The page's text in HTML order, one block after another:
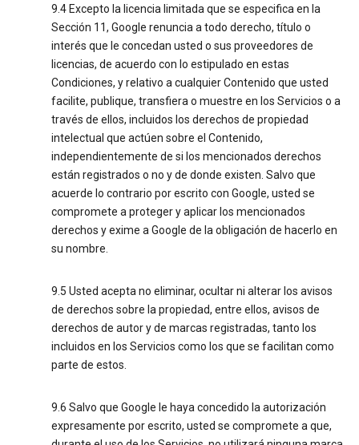
9.4 Excepto la licencia limitada que se especifica en la
Sección 11, Google renuncia a todo derecho, título o
interés que le concedan usted o sus proveedores de
licencias, de acuerdo con lo estipulado en estas
Condiciones, y relativo a cualquier Contenido que usted
facilite, publique, transfiera o muestre en los Servicios o a
través de ellos, incluidos los derechos de propiedad
intelectual que actúen sobre el Contenido,
independientemente de si los mencionados derechos
están registrados o no y de donde existen. Salvo que
acuerde lo contrario por escrito con Google, usted se
compromete a proteger y aplicar los mencionados
derechos y exime a Google de la obligación de hacerlo en
su nombre.
9.5 Usted acepta no eliminar, ocultar ni alterar los avisos
de derechos sobre la propiedad, entre ellos, avisos de
derechos de autor y de marcas registradas, tanto los
incluidos en los Servicios como los que se facilitan como
parte de estos.
9.6 Salvo que Google le haya concedido la autorización
expresamente por escrito, usted se compromete a que,